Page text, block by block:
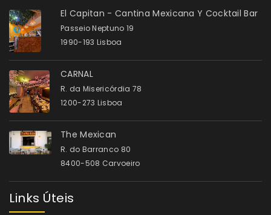
El Capitan - Cantina Mexicana Y Cocktail Bar
Passeio Neptuno 19
1990-193 Lisboa
CARNAL
R. da Misericórdia 78
1200-273 Lisboa
The Mexican
R. do Barranco 80
8400-508 Carvoeiro
Links Úteis